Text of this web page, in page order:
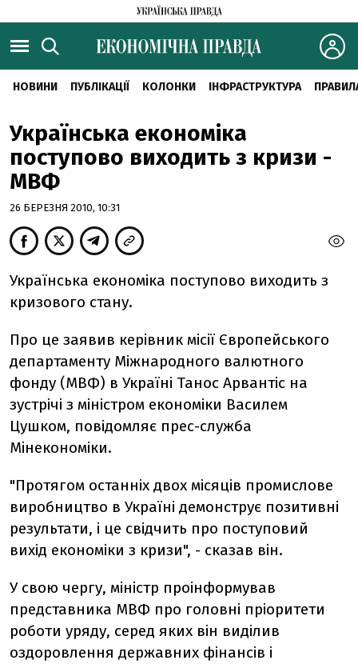
НОВИНИ ПУБЛІКАЦІЇ КОЛОНКИ ІНФРАСТРУКТУРА
Українська економіка
поступово виходить з кризи -
МВФ
26 БЕРЕЗНЯ 2010, 10:31
Українська економіка поступово виходить з
кризового стану.
Про це заявив керівник місії Європейського
департаменту Міжнародного валютного
фонду (МВФ) в Україні Танос Арвантіс на
зустрічі з міністром економіки Василем
Цушком, повідомляє прес-служба
Мінекономіки.
"Протягом останніх двох місяців промислове
виробництво в Україні демонструє позитивні
результати, і це свідчить про поступовий
вихід економіки з кризи", - сказав він.
У свою чергу, міністр проінформував
представника МВФ про головні пріоритети
роботи уряду, серед яких він виділив
оздоровлення державних фінансів і